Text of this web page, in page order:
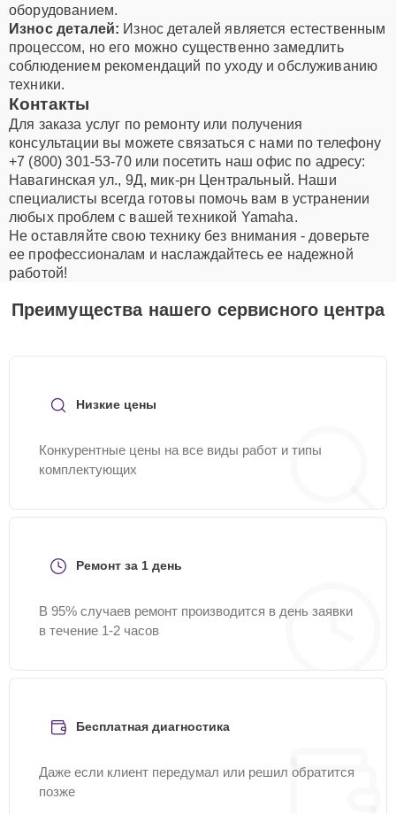
оборудованием.
Износ деталей: Износ деталей является естественным
процессом, но его можно существенно замедлить
соблюдением рекомендаций по уходу и обслуживанию
техники.
Контакты
Для заказа услуг по ремонту или получения
консультации вы можете связаться с нами по телефону
+7 (800) 301-53-70 или посетить наш офис по адресу:
Навагинская ул., 9Д, мик-рн Центральный. Наши
специалисты всегда готовы помочь вам в устранении
любых проблем с вашей техникой Yamaha.
Не оставляйте свою технику без внимания - доверьте
ее профессионалам и наслаждайтесь ее надежной
работой!
Преимущества нашего сервисного центра
Низкие цены
Конкурентные цены на все виды работ и типы
комплектующих
Ремонт за 1 день
В 95% случаев ремонт производится в день заявки
в течение 1-2 часов
Бесплатная диагностика
Даже если клиент передумал или решил обратится
позже